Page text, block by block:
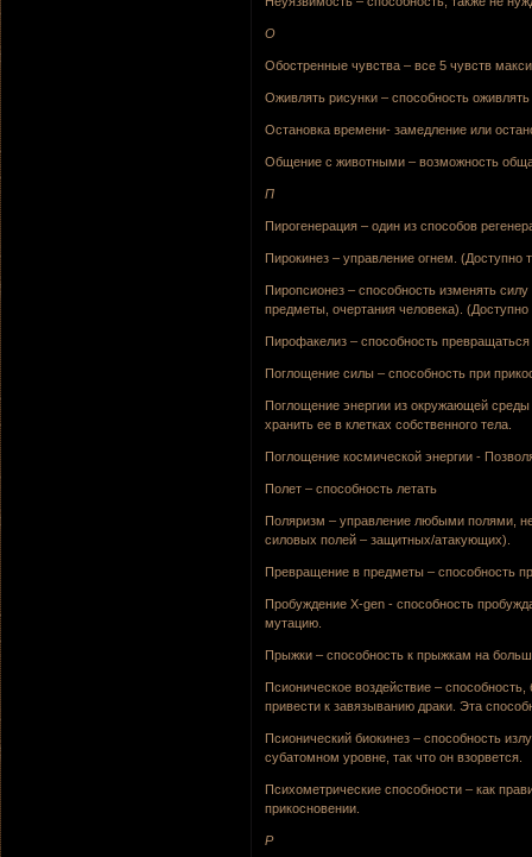
О
Обостренные чувства – все 5 чувств
Оживлять рисунки – способность
Остановка времени- замедление или
Общение с животными – возможность
П
Пирогенерация – один из способов
Пирокинез – управление огнем. (Доступно
Пиропсионез – способность изменять
предметы, очертания человека). (Доступно
Пирофакелиз – способность
Поглощение силы – способность при
Поглощение энергии из окружающей среды
хранить ее в клетках собственного тела.
Поглощение космической энергии -
Полет – способность летать
Поляризм – управление любыми полями,
силовых полей – защитных/атакующих).
Превращение в предметы – способность
Пробуждение X-gen - способность
мутацию.
Прыжки – способность к прыжкам на
Псионическое воздействие –
привести к завязыванию драки. Эта
Псионический биокинез – способность
субатомном уровне, так что он взорвется.
Психометрические способности – как
прикосновении.
Р